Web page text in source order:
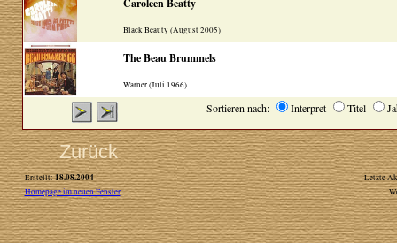
Caroleen Beatty
Black Beauty (August 2005)
The Beau Brummels
Warner (Juli 1966)
Sortieren nach: Interpret Titel
Zurück
Erstellt:18.08.2004
Letzte
Homepage im neuen Fenster